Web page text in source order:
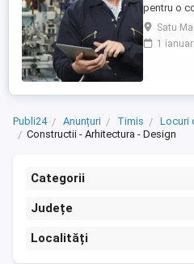
pentru o
în
cablaje
tensiuni
reparatii
Satu
1
Publi24 Anunțuri Timis
Locuri
Constructii - Arhitectura - Design
Categorii
Județe
Localități